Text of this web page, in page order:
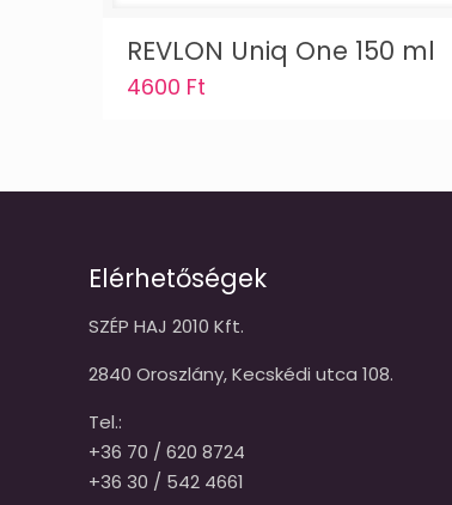
REVLON Uniq One 150 ml
4600 Ft
Elérhetőségek
SZÉP HAJ 2010 Kft.
2840 Oroszlány, Kecskédi utca 108.
Tel.:
+36 70 / 620 8724
+36 30 / 542 4661